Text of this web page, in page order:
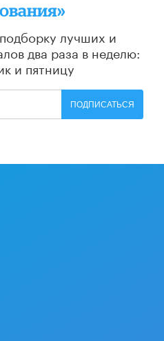
лучших и
два раза в неделю:
и пятницу
ПОДПИСАТЬСЯ